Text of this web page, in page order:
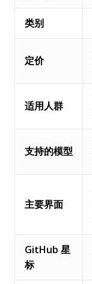
类别
定价
适用人群
支持的模型
主要界面
GitHub 星
标